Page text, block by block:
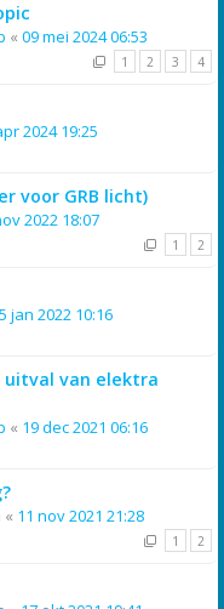
« 09 mei 2024 06:53
1 2 3 4
2024 19:25
voor GRB licht)
2022 18:07
1 2
jan 2022 10:16
van elektra
« 19 dec 2021 06:16
« 11 nov 2021 21:28
1 2